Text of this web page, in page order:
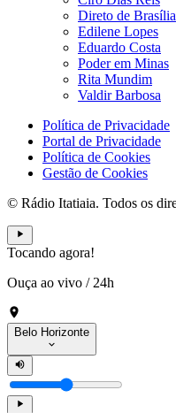
Direto de Brasília
Edilene Lopes
Eduardo Costa
Poder em Minas
Rita Mundim
Valdir Barbosa
Política de Privacidade
Portal de Privacidade
Política de Cookies
Gestão de Cookies
© Rádio Itatiaia. Todos os
Tocando agora!
Ouça ao vivo / 24h
Belo Horizonte